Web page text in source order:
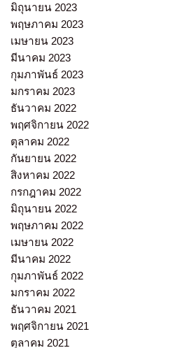
มิถุนายน 2023
พฤษภาคม 2023
เมษายน 2023
มีนาคม 2023
กุมภาพันธ์ 2023
มกราคม 2023
ธันวาคม 2022
พฤศจิกายน 2022
ตุลาคม 2022
กันยายน 2022
สิงหาคม 2022
กรกฎาคม 2022
มิถุนายน 2022
พฤษภาคม 2022
เมษายน 2022
มีนาคม 2022
กุมภาพันธ์ 2022
มกราคม 2022
ธันวาคม 2021
พฤศจิกายน 2021
ตุลาคม 2021